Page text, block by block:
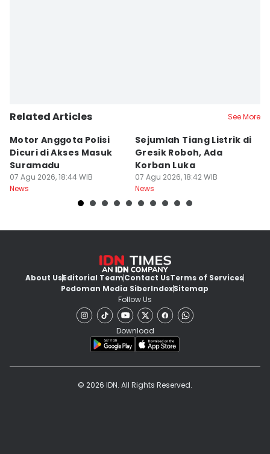
Related Articles See More
Motor Anggota Polisi
Dicuri di Akses Masuk
Suramadu
07 Agu 2026, 18:44 WIB
News
Sejumlah Tiang Listrik di
Gresik Roboh, Ada
Korban Luka
07 Agu 2026, 18:42 WIB
News
About UsEditorial TeamContact UsTerms of Services
Pedoman Media SiberIndexSitemap
Follow Us
Download
© 2026 IDN. All Rights Reserved.